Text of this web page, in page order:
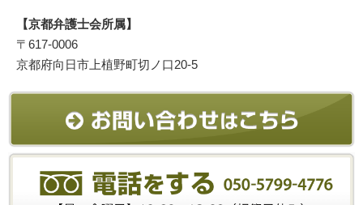
【京都弁護士会所属】
〒617-0006
京都府向日市上植野町切ノ口20-5